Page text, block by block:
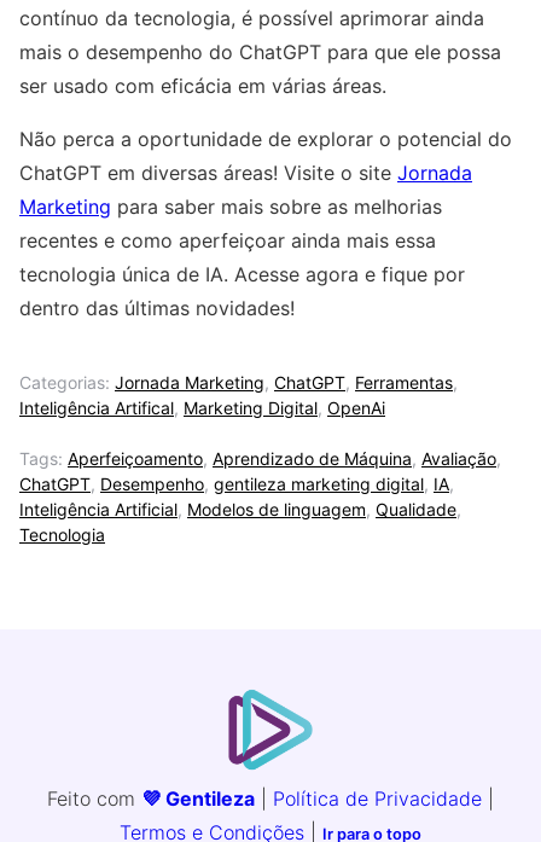
contínuo da tecnologia, é possível aprimorar ainda
mais o desempenho do ChatGPT para que ele possa
ser usado com eficácia em várias áreas.
Não perca a oportunidade de explorar o potencial do
ChatGPT em diversas áreas! Visite o site Jornada
Marketing para saber mais sobre as melhorias
recentes e como aperfeiçoar ainda mais essa
tecnologia única de IA. Acesse agora e fique por
dentro das últimas novidades!
Categorias: Jornada Marketing, ChatGPT, Ferramentas,
Inteligência Artifical, Marketing Digital, OpenAi
Tags: Aperfeiçoamento, Aprendizado de Máquina, Avaliação,
ChatGPT, Desempenho, gentileza marketing digital, IA,
Inteligência Artificial, Modelos de linguagem, Qualidade,
Tecnologia
Feito com 💜 Gentileza Política de Privacidade
Termos e Condições
Ir para o topo